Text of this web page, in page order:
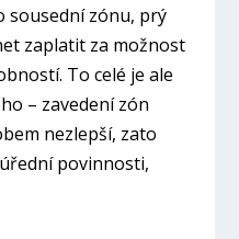
sousední zónu, prý
zaplatit za možnost
To celé je ale
– zavedení zón
nezlepší, zato
povinnosti,